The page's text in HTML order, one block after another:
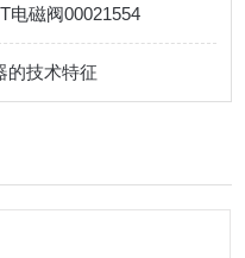
电磁阀00021554
的技术特征